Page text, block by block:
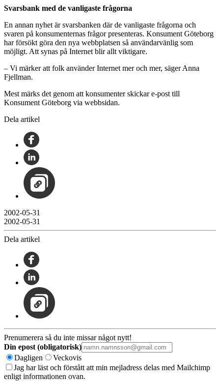
Svarsbank med de vanligaste frågorna
En annan nyhet är svarsbanken där de vanligaste frågorna och
svaren på konsumenternas frågor presenteras. Konsument Göteborg
har försökt göra den nya webbplatsen så användarvänlig som
möjligt. Att synas på Internet blir allt viktigare.
– Vi märker att folk använder Internet mer och mer, säger Anna
Fjellman.
Mest märks det genom att konsumenter skickar e-post till
Konsument Göteborg via webbsidan.
Dela artikel
2002-05-31
2002-05-31
Dela artikel
Prenumerera så du inte missar något nytt!
Din epost (obligatorisk)
Dagligen
Veckovis
Jag har läst och förstått att min mejladress delas med Mailchimp
enligt informationen ovan.